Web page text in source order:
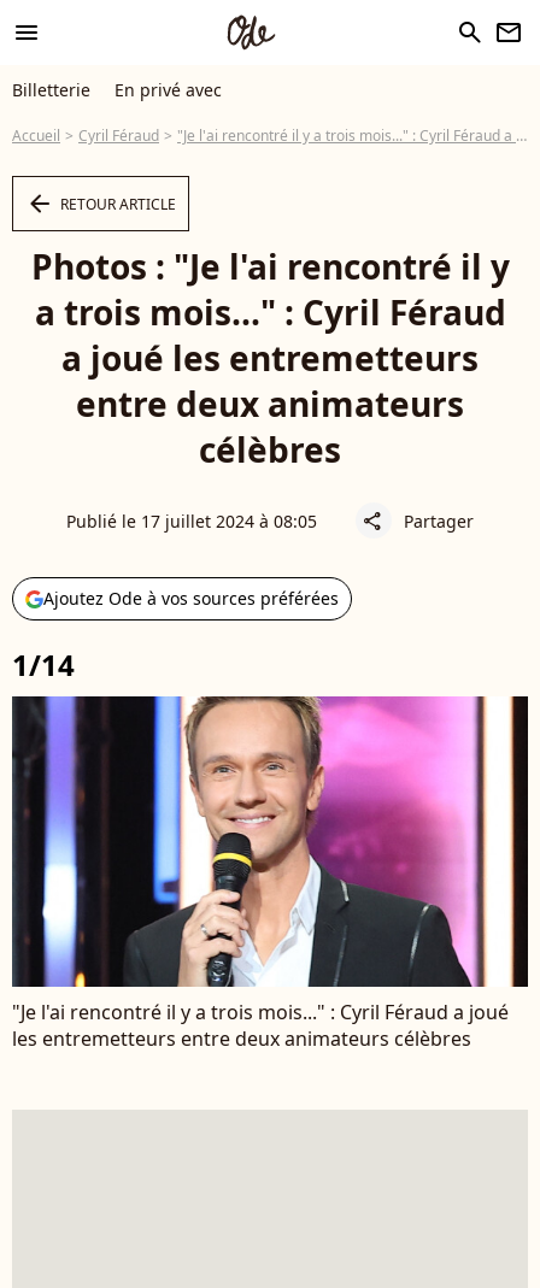
menu search newsletter
Billetterie En privé avec
Accueil Cyril Féraud "Je l'ai rencontré il y a trois mois..." : Cyril Féraud a joué les entremetteurs entre deux animateurs célèbres
arrow_left RETOUR ARTICLE
Photos : "Je l'ai rencontré il y
a trois mois..." : Cyril Féraud
a joué les entremetteurs
entre deux animateurs
célèbres
Publié le 17 juillet 2024 à 08:05 share Partager
Ajoutez Ode à vos sources préférées
1/14
"Je l'ai rencontré il y a trois mois..." : Cyril Féraud a joué
les entremetteurs entre deux animateurs célèbres